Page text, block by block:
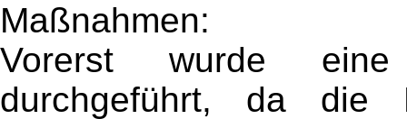
Maßnahmen:
Vorerst wurde eine
durchgeführt, da die